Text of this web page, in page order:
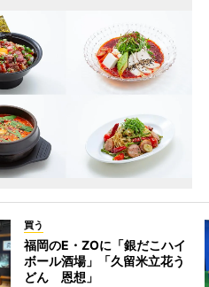
買う
福岡のE・ZOに「銀だこハイ
ボール酒場」「久留米立花う
どん 恩想」